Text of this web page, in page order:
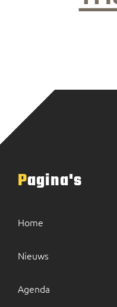
Pagina's
Home
Nieuws
Agenda